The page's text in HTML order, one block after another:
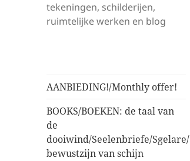
tekeningen, schilderijen,
ruimtelijke werken en blog
AANBIEDING!/Monthly offer!
BOOKS/BOEKEN: de taal van
de
dooiwind/Seelenbriefe/Sgelare/
bewustzijn van schijn